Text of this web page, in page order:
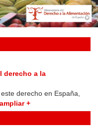
derecho a la
derecho en España,
ampliar +